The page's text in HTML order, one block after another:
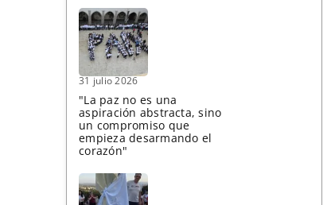
31 julio 2026
"La paz no es una
aspiración abstracta, sino
un compromiso que
empieza desarmando el
corazón"